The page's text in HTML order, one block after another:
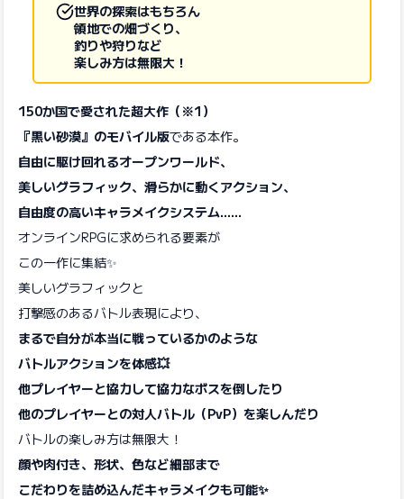
世界の探索はもちろん
領地での畑づくり、
釣りや狩りなど
楽しみ方は無限大！
150か国で愛された超大作（※1）
『黒い砂漠』のモバイル版である本作。
自由に駆け回れるオープンワールド、
美しいグラフィック、滑らかに動くアクション、
自由度の高いキャラメイクシステム……
オンラインRPGに求められる要素が
この一作に集結✨
美しいグラフィックと
打撃感のあるバトル表現により、
まるで自分が本当に戦っているかのような
バトルアクションを体感💥
他プレイヤーと協力して協力なボスを倒したり
他のプレイヤーとの対人バトル（PvP）を楽しんだり
バトルの楽しみ方は無限大！
顔や肉付き、形状、色など細部まで
こだわりを詰め込んだキャラメイクも可能✨